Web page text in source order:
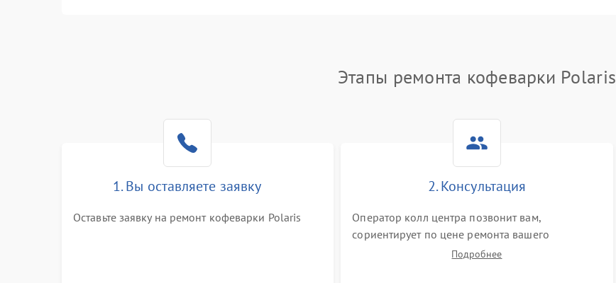
Этапы ремонта кофеварки Polaris
1. Вы оставляете заявку
Оставьте заявку на ремонт кофеварки Polaris
2. Консультация
Оператор колл центра позвонит вам,
сориентирует по цене ремонта вашего
кофеварки а также ответит на все ваши
Подробнее